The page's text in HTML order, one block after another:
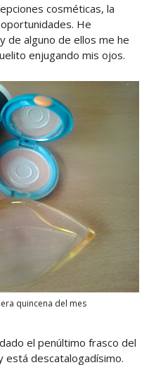
cosméticas, la
He
de alguno de ellos me he
enjugando mis ojos.
quincena del mes
el penúltimo frasco del
está descatalogadísimo.